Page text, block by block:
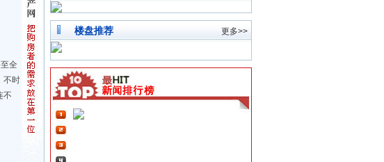
楼盘推荐 更多>>
全
不时
不